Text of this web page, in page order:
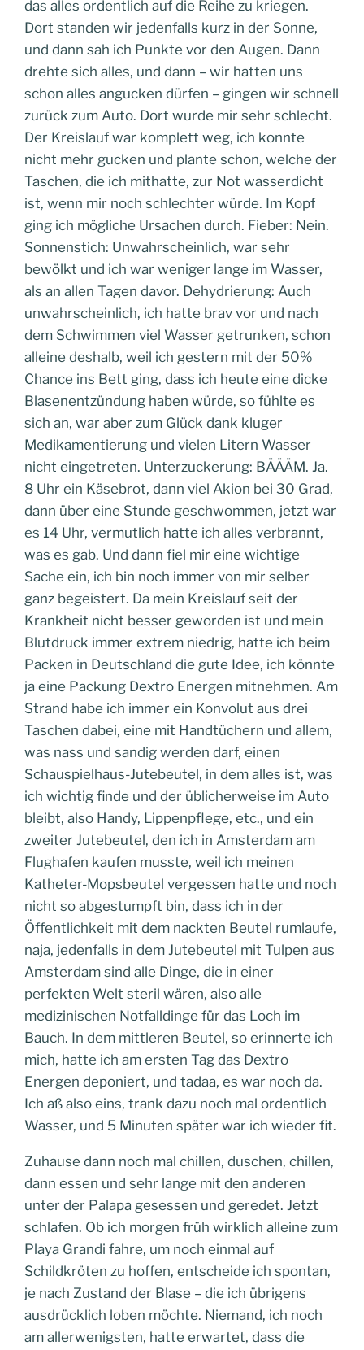
das alles ordentlich auf die Reihe zu kriegen.
Dort standen wir jedenfalls kurz in der Sonne,
und dann sah ich Punkte vor den Augen. Dann
drehte sich alles, und dann – wir hatten uns
schon alles angucken dürfen – gingen wir schnell
zurück zum Auto. Dort wurde mir sehr schlecht.
Der Kreislauf war komplett weg, ich konnte
nicht mehr gucken und plante schon, welche der
Taschen, die ich mithatte, zur Not wasserdicht
ist, wenn mir noch schlechter würde. Im Kopf
ging ich mögliche Ursachen durch. Fieber: Nein.
Sonnenstich: Unwahrscheinlich, war sehr
bewölkt und ich war weniger lange im Wasser,
als an allen Tagen davor. Dehydrierung: Auch
unwahrscheinlich, ich hatte brav vor und nach
dem Schwimmen viel Wasser getrunken, schon
alleine deshalb, weil ich gestern mit der 50%
Chance ins Bett ging, dass ich heute eine dicke
Blasenentzündung haben würde, so fühlte es
sich an, war aber zum Glück dank kluger
Medikamentierung und vielen Litern Wasser
nicht eingetreten. Unterzuckerung: BÄÄÄM. Ja.
8 Uhr ein Käsebrot, dann viel Akion bei 30 Grad,
dann über eine Stunde geschwommen, jetzt war
es 14 Uhr, vermutlich hatte ich alles verbrannt,
was es gab. Und dann fiel mir eine wichtige
Sache ein, ich bin noch immer von mir selber
ganz begeistert. Da mein Kreislauf seit der
Krankheit nicht besser geworden ist und mein
Blutdruck immer extrem niedrig, hatte ich beim
Packen in Deutschland die gute Idee, ich könnte
ja eine Packung Dextro Energen mitnehmen. Am
Strand habe ich immer ein Konvolut aus drei
Taschen dabei, eine mit Handtüchern und allem,
was nass und sandig werden darf, einen
Schauspielhaus-Jutebeutel, in dem alles ist, was
ich wichtig finde und der üblicherweise im Auto
bleibt, also Handy, Lippenpflege, etc., und ein
zweiter Jutebeutel, den ich in Amsterdam am
Flughafen kaufen musste, weil ich meinen
Katheter-Mopsbeutel vergessen hatte und noch
nicht so abgestumpft bin, dass ich in der
Öffentlichkeit mit dem nackten Beutel rumlaufe,
naja, jedenfalls in dem Jutebeutel mit Tulpen aus
Amsterdam sind alle Dinge, die in einer
perfekten Welt steril wären, also alle
medizinischen Notfalldinge für das Loch im
Bauch. In dem mittleren Beutel, so erinnerte ich
mich, hatte ich am ersten Tag das Dextro
Energen deponiert, und tadaa, es war noch da.
Ich aß also eins, trank dazu noch mal ordentlich
Wasser, und 5 Minuten später war ich wieder fit.
Zuhause dann noch mal chillen, duschen, chillen,
dann essen und sehr lange mit den anderen
unter der Palapa gesessen und geredet. Jetzt
schlafen. Ob ich morgen früh wirklich alleine zum
Playa Grandi fahre, um noch einmal auf
Schildkröten zu hoffen, entscheide ich spontan,
je nach Zustand der Blase – die ich übrigens
ausdrücklich loben möchte. Niemand, ich noch
am allerwenigsten, hatte erwartet, dass die